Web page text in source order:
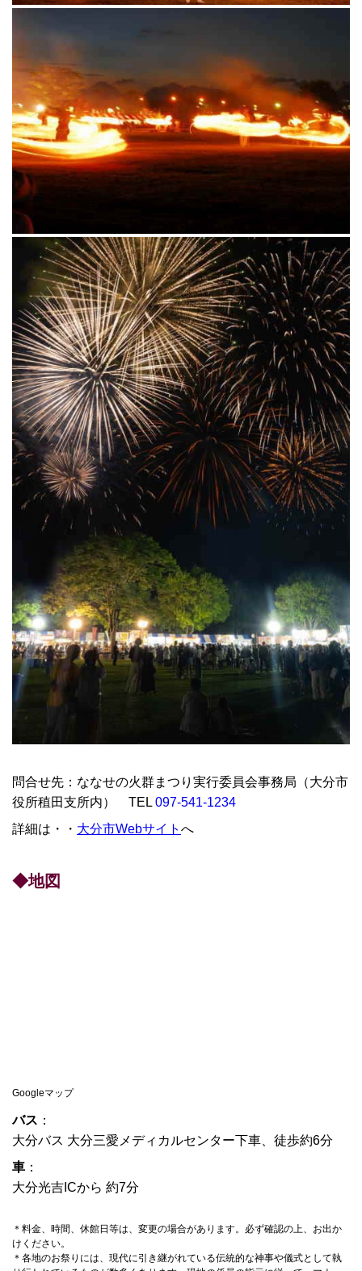
問合せ先：ななせの火群まつり実行委員会事務局（大分市
役所稙田支所内） TEL 097-541-1234
詳細は・・ 大分市Webサイト へ
◆地図
Googleマップ
バス ：
大分バス 大分三愛メディカルセンター下車、徒歩約6分
車 ：
大分光吉ICから 約7分
＊料金、時間、休館日等は、変更の場合があります。必ず確認の上、お出か
けください。
＊各地のお祭りには、現代に引き継がれている伝統的な神事や儀式として執